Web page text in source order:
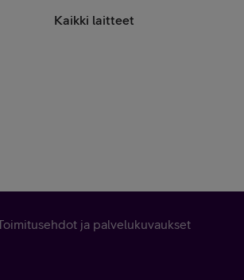
Kaikki laitteet
ja palvelukuvaukset